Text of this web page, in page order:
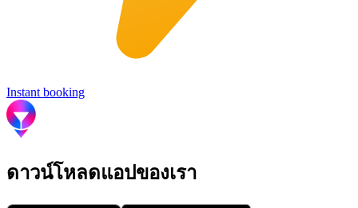
Instant booking
ดาวน์โหลดแอปของเรา